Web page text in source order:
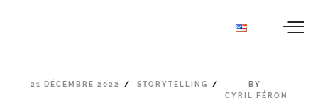
21 DÉCEMBRE 2022 STORYTELLING
BY
CYRIL FÉRON